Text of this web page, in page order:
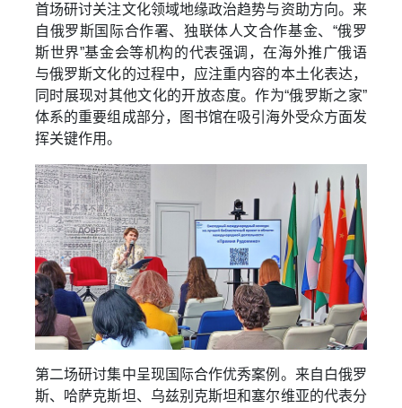
首场研讨关注文化领域地缘政治趋势与资助方向。来
自俄罗斯国际合作署、独联体人文合作基金、“俄罗
斯世界”基金会等机构的代表强调，在海外推广俄语
与俄罗斯文化的过程中，应注重内容的本土化表达，
同时展现对其他文化的开放态度。作为“俄罗斯之家”
体系的重要组成部分，图书馆在吸引海外受众方面发
挥关键作用。
第二场研讨集中呈现国际合作优秀案例。来自白俄罗
斯、哈萨克斯坦、乌兹别克斯坦和塞尔维亚的代表分